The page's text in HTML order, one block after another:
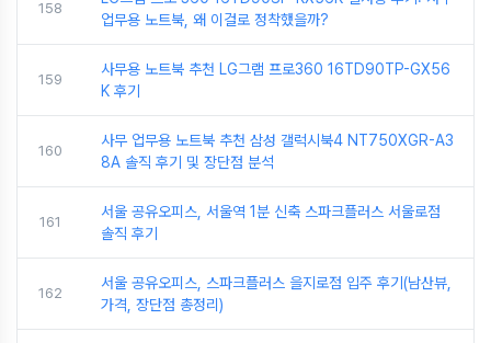
158
업무용 노트북, 왜 이걸로 정착했을까?
159
사무용 노트북 추천 LG그램 프로360 16TD90TP-GX56
K 후기
160
사무 업무용 노트북 추천 삼성 갤럭시북4 NT750XGR-A3
8A 솔직 후기 및 장단점 분석
161
서울 공유오피스, 서울역 1분 신축 스파크플러스 서울로점
솔직 후기
162
서울 공유오피스, 스파크플러스 을지로점 입주 후기(남산뷰,
가격, 장단점 총정리)